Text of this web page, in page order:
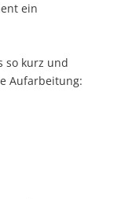
ein
so kurz und
Aufarbeitung: